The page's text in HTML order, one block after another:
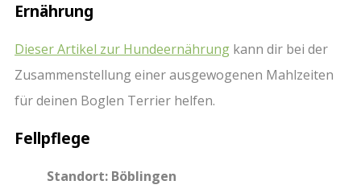
Ernährung
Dieser Artikel zur Hundeernährung kann dir bei der
Zusammenstellung einer ausgewogenen Mahlzeiten
für deinen Boglen Terrier helfen.
Fellpflege
Standort: Böblingen